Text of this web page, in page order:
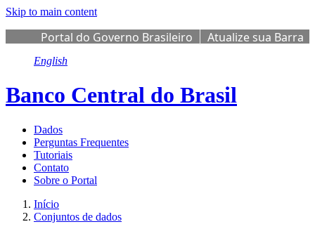
Skip to main content
Portal do Governo Brasileiro
Atualize sua Barra
English
Banco Central do Brasil
Dados
Perguntas Frequentes
Tutoriais
Contato
Sobre o Portal
Início
Conjuntos de dados